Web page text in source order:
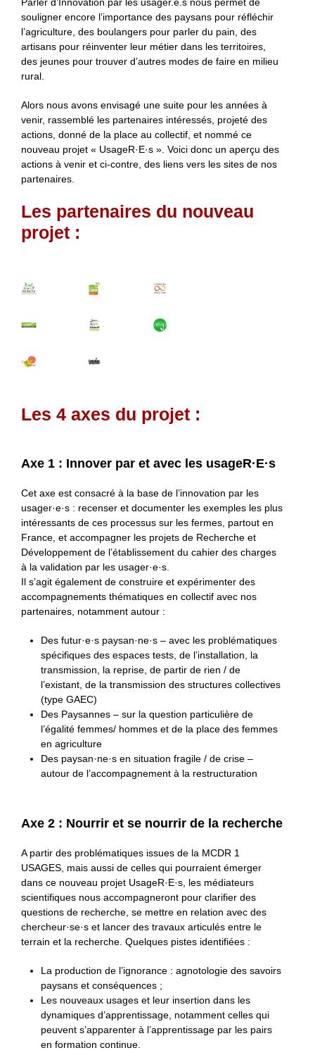
souligner encore l’importance des paysans pour réfléchir
l’agriculture, des boulangers pour parler du pain, des
artisans pour réinventer leur métier dans les territoires,
des jeunes pour trouver d’autres modes de faire en milieu
rural.
Alors nous avons envisagé une suite pour les années à
venir, rassemblé les partenaires intéressés, projeté des
actions, donné de la place au collectif, et nommé ce
nouveau projet « UsageR·E·s ». Voici donc un aperçu des
actions à venir et ci-contre, des liens vers les sites de nos
partenaires.
Les partenaires du nouveau
projet :
Les 4 axes du projet :
Axe 1 : Innover par et avec les usageR·E·s
Cet axe est consacré à la base de l’innovation par les
usager·e·s : recenser et documenter les exemples les plus
intéressants de ces processus sur les fermes, partout en
France, et accompagner les projets de Recherche et
Développement de l’établissement du cahier des charges
à la validation par les usager·e·s.
Il s’agit également de construire et expérimenter des
accompagnements thématiques en collectif avec nos
partenaires, notamment autour :
Des futur·e·s paysan·ne·s – avec les problématiques
spécifiques des espaces tests, de l’installation, la
transmission, la reprise, de partir de rien / de
l’existant, de la transmission des structures collectives
(type GAEC)
Des Paysannes – sur la question particulière de
l’égalité femmes/ hommes et de la place des femmes
en agriculture
Des paysan·ne·s en situation fragile / de crise –
autour de l’accompagnement à la restructuration
Axe 2 : Nourrir et se nourrir de la recherche
A partir des problématiques issues de la MCDR 1
USAGES, mais aussi de celles qui pourraient émerger
dans ce nouveau projet UsageR·E·s, les médiateurs
scientifiques nous accompagneront pour clarifier des
questions de recherche, se mettre en relation avec des
chercheur·se·s et lancer des travaux articulés entre le
terrain et la recherche. Quelques pistes identifiées :
La production de l’ignorance : agnotologie des savoirs
paysans et conséquences ;
Les nouveaux usages et leur insertion dans les
dynamiques d’apprentissage, notamment celles qui
peuvent s’apparenter à l’apprentissage par les pairs
en formation continue.